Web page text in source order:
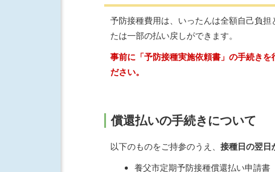
予防接種費用は、いったんは全額自己負
たは一部の払い戻しができます。
事前に「予防接種実施依頼書」の手続き
ださい。
償還払いの手続きについて
以下のものをご持参のうえ、 接種日の翌日
養父市定期予防接種償還払い申請書